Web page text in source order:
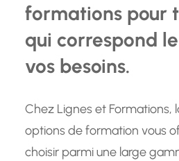
formations pour
qui correspond
vos besoins.
Chez Lignes et Formations,
options de formation vous
choisir parmi une large